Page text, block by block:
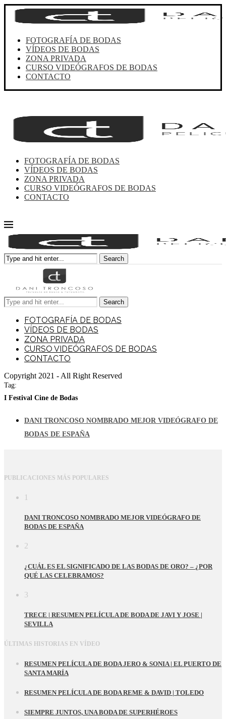
FOTOGRAFÍA DE BODAS
VÍDEOS DE BODAS
ZONA PRIVADA
CURSO VIDEÓGRAFOS DE BODAS
CONTACTO
FOTOGRAFÍA DE BODAS
VÍDEOS DE BODAS
ZONA PRIVADA
CURSO VIDEÓGRAFOS DE BODAS
CONTACTO
Search
Search
FOTOGRAFÍA DE BODAS
VÍDEOS DE BODAS
ZONA PRIVADA
CURSO VIDEÓGRAFOS DE BODAS
CONTACTO
Copyright 2021 - All Right Reserved
Tag:
I Festival Cine de Bodas
DANI TRONCOSO NOMBRADO MEJOR VIDEÓGRAFO DE
BODAS DE ESPAÑA
PUBLICACIONES MÁS POPULARES
1
DANI TRONCOSO NOMBRADO MEJOR VIDEÓGRAFO DE
BODAS DE ESPAÑA
2
¿CUÁL ES EL SIGNIFICADO DE LAS BODAS DE ORO? – ¿POR
QUÉ LAS CELEBRAMOS?
3
TRECE | RESUMEN PELÍCULA DE BODA DE JAVI Y JOSE |
SEVILLA
ÚLTIMAS HISTORIAS EN VÍDEO
RESUMEN PELÍCULA DE BODA JERO & SONIA | EL PUERTO DE
SANTA MARÍA
RESUMEN PELÍCULA DE BODA REME & DAVID | TOLEDO
SIEMPRE JUNTOS, UNA BODA DE SUPERHÉROES